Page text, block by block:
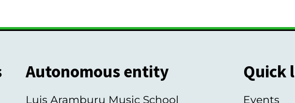
Autonomous entity
Luis Aramburu Music School
Quick
Events